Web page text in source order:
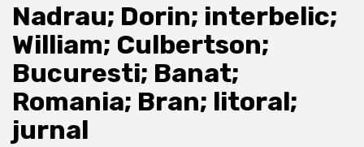
Nadrau; Dorin; interbelic;
William; Culbertson;
Bucuresti; Banat;
Romania; Bran; litoral;
jurnal